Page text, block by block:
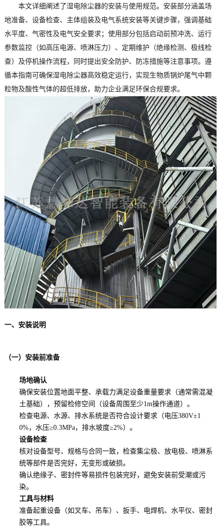
本文详细阐述了湿电除尘器的安装与使用规范。安装部分涵盖场
地准备、设备检查、主体组装及电气系统安装等关键步骤，强调基础
水平度、气密性及电气安全要求；使用部分包括启动前预冲洗、运行
参数监控（如高压电源、喷淋压力）、定期维护（绝缘检测、极线检
查）及停机操作流程，同时提出安全防护、防冻措施等注意事项。遵
循本指南可确保湿电除尘器高效稳定运行，实现生物质锅炉尾气中颗
粒物及酸性气体的超低排放，助力企业满足环保合规要求。
一、安装说明
（一）安装前准备
场地确认
确保安装位置地面平整、承载力满足设备重量要求（通常需混凝
土基础），预留检修空间（设备周围至少1m操作通道）。
检查电源、水源、排水系统是否符合设计要求（电压380V±1
0%，水压≥0.3MPa，排水坡度≥2%）。
设备检查
核对设备型号、规格与合同一致，检查集尘极、放电极、喷淋系
统等部件是否完好，无变形或破损。
确认绝缘子、密封件等易损件包装完好，避免安装前受潮或污
染。
工具与材料
准备起重设备（如叉车、吊车）、扳手、电焊机、水平仪、密封
胶等工具。